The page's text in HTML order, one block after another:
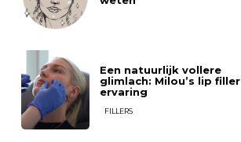
Een natuurlijk vollere
glimlach: Milou’s lip filler
ervaring
FILLERS